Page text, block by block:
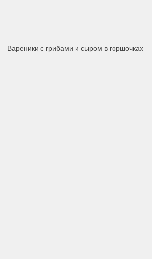
Вареники с грибами и сыром в горшочках